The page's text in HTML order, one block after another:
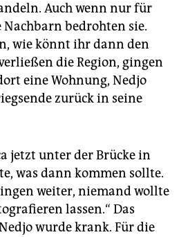
Auch wenn nur für
Nachbarn bedrohten sie.
wie könnt ihr dann den
die Region, gingen
eine Wohnung, Nedjo
zurück in seine
jetzt unter der Brücke in
was dann kommen sollte.
weiter, niemand wollte
lassen.“ Das
wurde krank. Für die